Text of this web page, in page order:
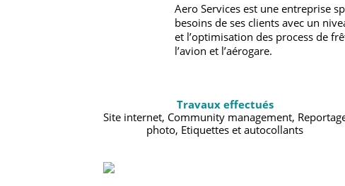
Aero Services est une entreprise
besoins de ses clients avec un
et l’optimisation des process de
l’avion et l’aérogare.
Travaux effectués
Site internet, Community management,
photo, Etiquettes et autocollants